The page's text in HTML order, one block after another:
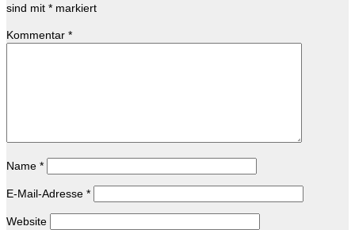
sind mit * markiert
Kommentar *
Name *
E-Mail-Adresse *
Website